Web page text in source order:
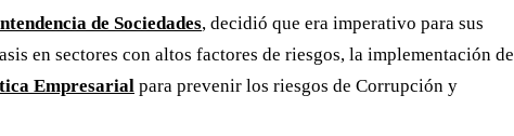
de Sociedades, decidió que era imperativo para sus
en sectores con altos factores de riesgos, la implementación de
Empresarial para prevenir los riesgos de Corrupción y